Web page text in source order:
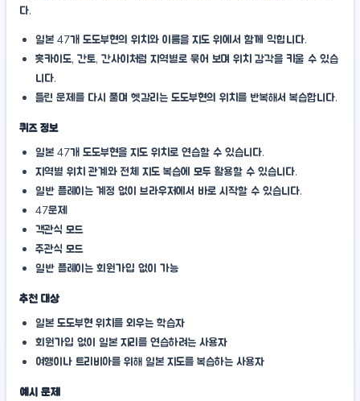
다.
일본 47개 도도부현의 위치와 이름을 지도 위에서 함께 익힙니다.
홋카이도, 간토, 간사이처럼 지역별로 묶어 보며 위치 감각을 키울 수 있습
니다.
틀린 문제를 다시 풀며 헷갈리는 도도부현의 위치를 반복해서 복습합니다.
퀴즈 정보
일본 47개 도도부현을 지도 위치로 연습할 수 있습니다.
지역별 위치 관계와 전체 지도 복습에 모두 활용할 수 있습니다.
일반 플레이는 계정 없이 브라우저에서 바로 시작할 수 있습니다.
47문제
객관식 모드
주관식 모드
일반 플레이는 회원가입 없이 가능
추천 대상
일본 도도부현 위치를 외우는 학습자
회원가입 없이 일본 지리를 연습하려는 사용자
여행이나 트리비아를 위해 일본 지도를 복습하는 사용자
예시 문제